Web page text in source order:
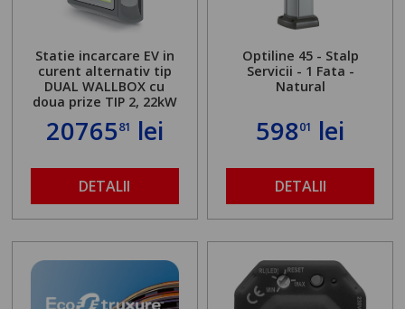
Statie incarcare EV in
curent alternativ tip
DUAL WALLBOX cu
doua prize TIP 2, 22kW
2076581 lei
DETALII
Optiline 45 - Stalp
Servicii - 1 Fata -
Natural
59801 lei
DETALII